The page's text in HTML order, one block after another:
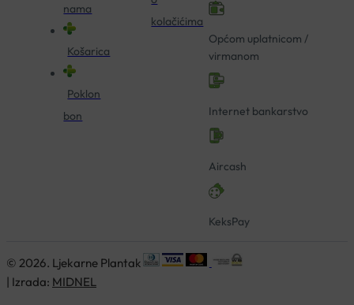
nama
Košarica
Poklon
bon
kolačićima
Općom uplatnicom /
virmanom
Internet bankarstvo
Aircash
KeksPay
© 2026. Ljekarne Plantak
| Izrada: MIDNEL